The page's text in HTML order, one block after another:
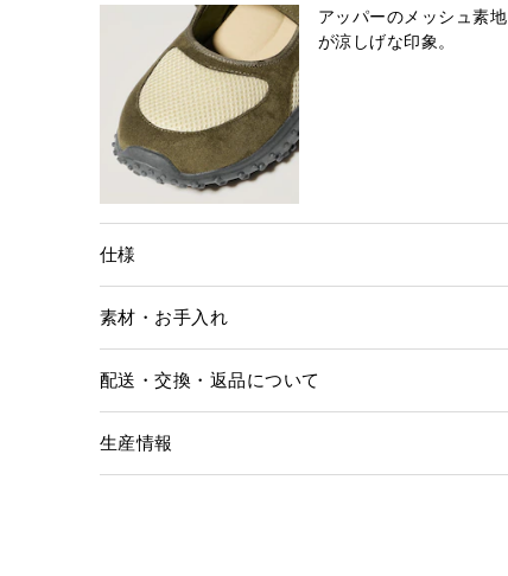
アッパーのメッシュ素地
が涼しげな印象。
仕様
素材・お手入れ
配送・交換・返品について
生産情報